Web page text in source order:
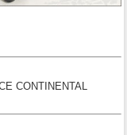
CONTINENTAL